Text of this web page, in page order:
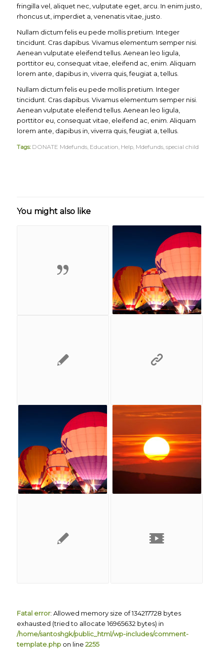
fringilla vel, aliquet nec, vulputate eget, arcu. In enim justo,
rhoncus ut, imperdiet a, venenatis vitae, justo.
Nullam dictum felis eu pede mollis pretium. Integer
tincidunt. Cras dapibus. Vivamus elementum semper nisi.
Aenean vulputate eleifend tellus. Aenean leo ligula,
porttitor eu, consequat vitae, eleifend ac, enim. Aliquam
lorem ante, dapibus in, viverra quis, feugiat a, tellus.
Nullam dictum felis eu pede mollis pretium. Integer
tincidunt. Cras dapibus. Vivamus elementum semper nisi.
Aenean vulputate eleifend tellus. Aenean leo ligula,
porttitor eu, consequat vitae, eleifend ac, enim. Aliquam
lorem ante, dapibus in, viverra quis, feugiat a, tellus.
Tags: DONATE Mdefunds, Education, Help, Mdefunds, special child
You might also like
Fatal error: Allowed memory size of 134217728 bytes
exhausted (tried to allocate 16965632 bytes) in
/home/santoshgk/public_html/wp-includes/comment-
template.phpon line 2255